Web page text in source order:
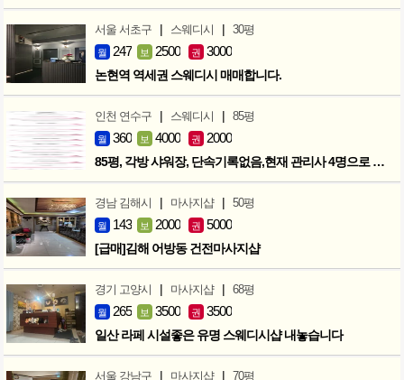
서울 서초구 | 스웨디시 | 30평
월 247 보 2500 권 3000
논현역 역세권 스웨디시 매매합니다.
인천 연수구 | 스웨디시 | 85평
월 360 보 4000 권 2000
85평, 각방 샤워장, 단속기록없음,현재 관리사 4명으로 성업중
경남 김해시 | 마사지샵 | 50평
월 143 보 2000 권 5000
[급매]김해 어방동 건전마사지샵
경기 고양시 | 마사지샵 | 68평
월 265 보 3500 권 3500
일산 라페 시설좋은 유명 스웨디시샵 내놓습니다
서울 강남구 | 마사지샵 | 70평